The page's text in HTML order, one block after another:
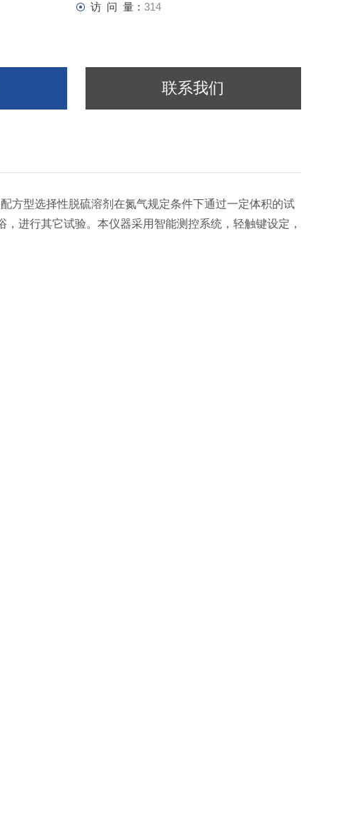
访 问 量： 314
联系我们
方型选择性脱硫溶剂在氮气规定条件下通过一定体积的试
进行其它试验。本仪器采用智能测控系统，轻触键设定，